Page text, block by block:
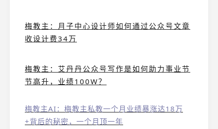
梅教主：月子中心设计师如何通过公众号文章
收设计费34万
梅教主：艾丹丹公众号写作是如何助力事业节
节高升，业绩100W？
梅教主AI：梅教主私教一个月业绩暴涨达18万
+背后的秘密，一个月顶一年